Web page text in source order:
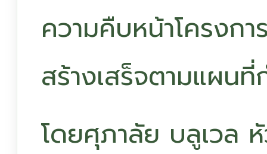
ความคืบหน้าโครงก
สร้างเสร็จตามแผนที่
โดยศุภาลัย บลูเวล